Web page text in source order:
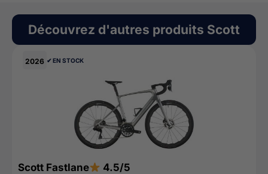
Découvrez d'autres produits Scott
2026 ✔︎ EN STOCK
Scott Fastlane 4.5/5